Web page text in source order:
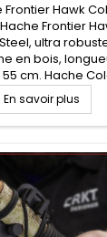
Frontier Hawk
Frontier
ultra
en bois,
cm. Hache
Frontier Hawk 90FH
acier haute
1055 ultra
Hache de
rapproché
En savoir plus